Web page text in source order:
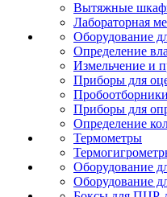
Вытяжные
Лабораторная
Оборудование
Определение
Измельчение и
Приборы для
Приборы для
Определение
Термометры
Оборудование
Оборудование